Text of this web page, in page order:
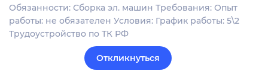
Обязанности: Сборка эл. машин Требования: Опыт
работы: не обязателен Условия: График работы: 5\2
Трудоустройство по ТК РФ
Откликнуться